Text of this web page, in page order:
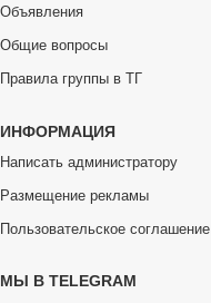
Объявления
Общие вопросы
Правила группы в ТГ
ИНФОРМАЦИЯ
Написать администратору
Размещение рекламы
Пользовательское соглашение
МЫ В TELEGRAM